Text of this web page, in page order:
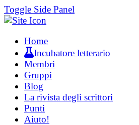
Toggle Side Panel
Home
Incubatore letterario
Membri
Gruppi
Blog
La rivista degli scrittori
Punti
Aiuto!